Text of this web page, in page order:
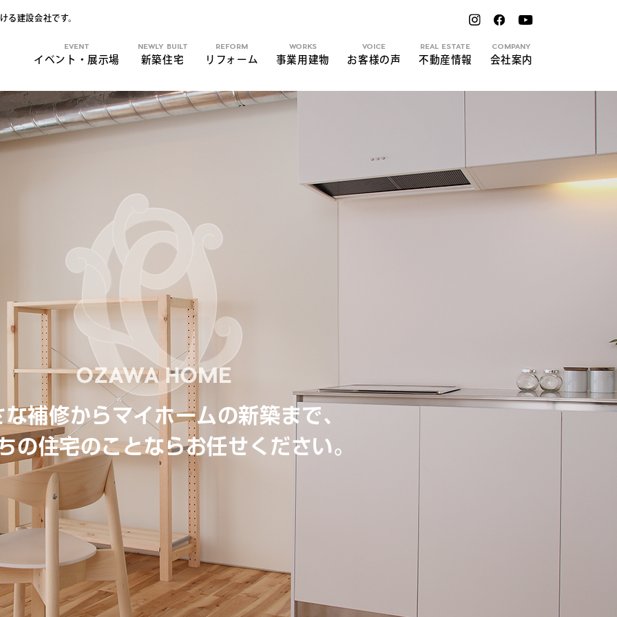
る建設会社です。
EVENT
イベント・展示場
NEWLY BUILT
新築住宅
REFORM
リフォーム
WORKS
事業用建物
VOICE
お客様の声
REAL ESTATE
不動産情報
COMPANY
会社案内
な補修からマイホームの新築まで、
の住宅のことならお任せください。